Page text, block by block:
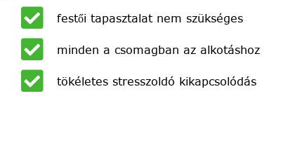
festői tapasztalat nem szükséges
minden a csomagban az alkotáshoz
tökéletes stresszoldó kikapcsolódás